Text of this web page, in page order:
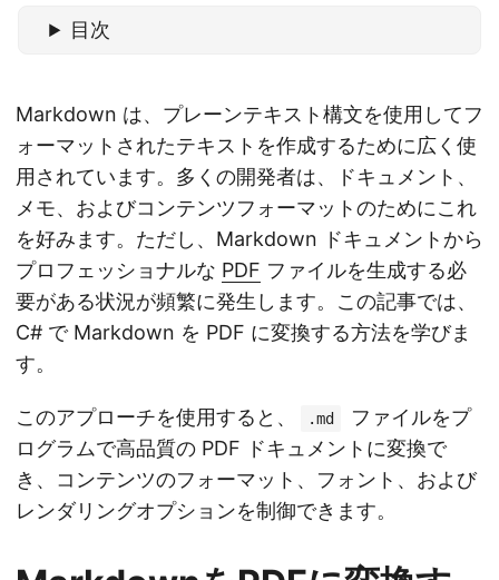
目次
Markdown は、プレーンテキスト構文を使用してフ
ォーマットされたテキストを作成するために広く使
用されています。多くの開発者は、ドキュメント、
メモ、およびコンテンツフォーマットのためにこれ
を好みます。ただし、Markdown ドキュメントから
プロフェッショナルな PDF ファイルを生成する必
要がある状況が頻繁に発生します。この記事では、
C# で Markdown を PDF に変換する方法を学びま
す。
このアプローチを使用すると、 .md
ファイルをプ
ログラムで高品質の PDF ドキュメントに変換で
き、コンテンツのフォーマット、フォント、および
レンダリングオプションを制御できます。